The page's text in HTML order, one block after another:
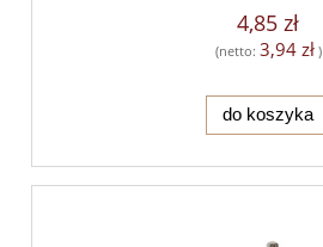
4,85 zł
(netto: 3,94 zł)
do koszyka